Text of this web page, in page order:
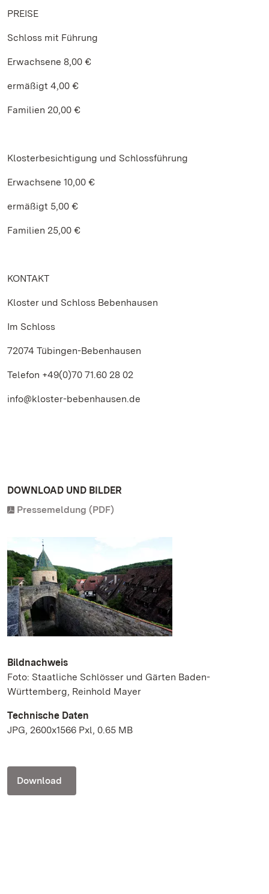
PREISE
Schloss mit Führung
Erwachsene 8,00 €
ermäßigt 4,00 €
Familien 20,00 €
Klosterbesichtigung und Schlossführung
Erwachsene 10,00 €
ermäßigt 5,00 €
Familien 25,00 €
KONTAKT
Kloster und Schloss Bebenhausen
Im Schloss
72074 Tübingen-Bebenhausen
Telefon +49(0)70 71.60 28 02
info@kloster-bebenhausen.de
DOWNLOAD UND BILDER
Pressemeldung (PDF)
Bildnachweis
Foto: Staatliche Schlösser und Gärten Baden-
Württemberg, Reinhold Mayer
Technische Daten
JPG, 2600x1566 Pxl, 0.65 MB
Download